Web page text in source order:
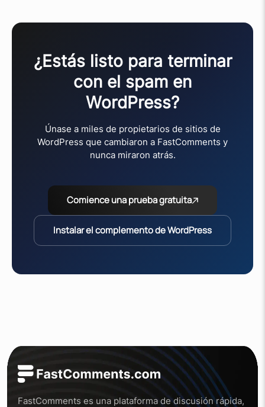
¿Estás listo para terminar
con el spam en
WordPress?
Únase a miles de propietarios de sitios de
WordPress que cambiaron a FastComments y
nunca miraron atrás.
Comience una prueba gratuita
Instalar el complemento de WordPress
FastComments es una plataforma de discusión rápida,